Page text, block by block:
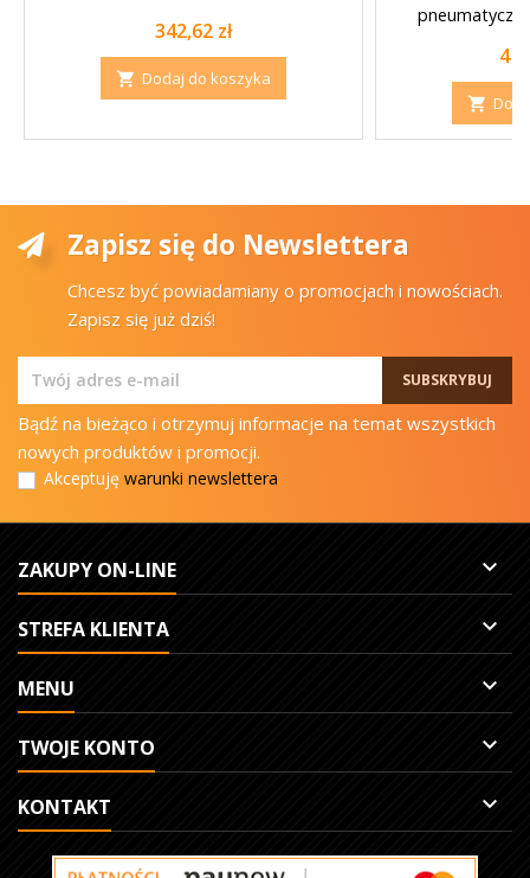
Cena
342,62 zł
 Dodaj do koszyka
4

Zapisz się do Newslettera
Chcesz być powiadamiany o promocjach i nowościach.
Zapisz się już dziś!
Bądź na bieżąco i otrzymuj informacje na temat wszystkich
nowych produktów i promocji.
Akceptuję warunki newslettera
ZAKUPY ON-LINE 
STREFA KLIENTA 
MENU 
TWOJE KONTO 
KONTAKT 